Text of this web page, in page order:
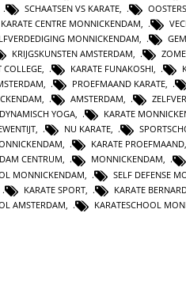
SCHAATSEN VS KARATE
KARATE CENTRE MONNICKENDAM
MONNICKENDAM
KRIJGSKUNSTEN AMSTERDAM,
COLLEGE, KARATE FUNAKOSHI,
, PROEFMAAND KARATE,
, AMSTERDAM,
DYNAMISCH YOGA, KARATE
, NU KARATE,
, KARATE PROEFMAAND,
CENTRUM, MONNICKENDAM,
MONNICKENDAM
SELF DEFENSE
KARATE SPORT KARATE
AMSTERDAM
KARATESCHOOL